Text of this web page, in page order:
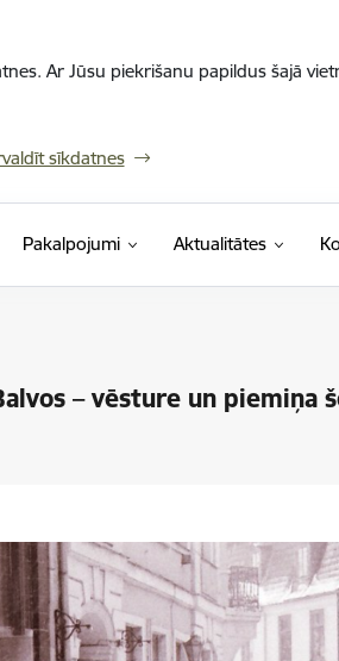
Ar Jūsu piekrišanu papildus šajā
sīkdatnes
Pakalpojumi Aktualitātes
– vēsture un piemiņa